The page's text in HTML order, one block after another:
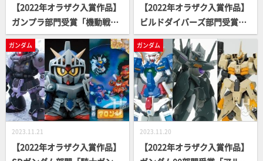
【2022年オラザク入賞作品】
ガンプラ部門受賞「機動戦士
ガンダム 第42話「宇宙要塞
ア・バオア・クー」より」、
「大河原グフへの挑戦。」、
「赤い OLD TYPE」を掲載！
【第25回全日本オラザク選手
権】
【2022年オラザク入賞作品】
ビルドダイバーズ部門受賞
「逃出生天」、「ゾック・テ
ュラン」、「グシオンカッパ
ード」を掲載!【第25回オラザ
ク選手権】
ガンダム
2023.11.21
【2022年オラザク入賞作品】
ガンダム
2023.11.20
【2022年オラザク入賞作品】